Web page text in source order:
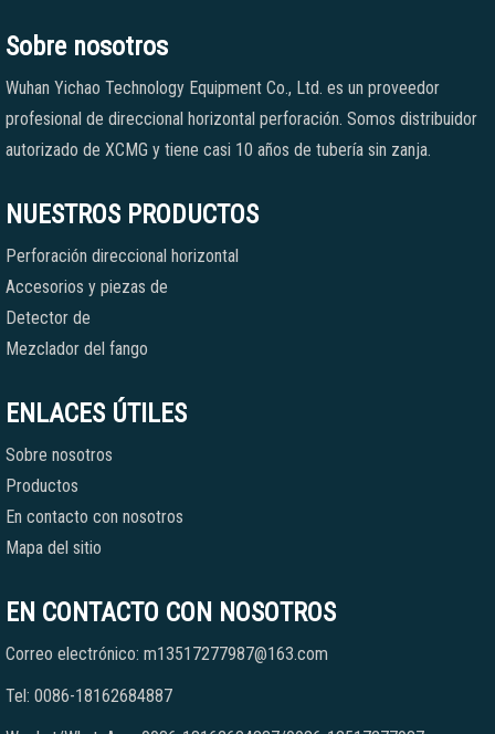
Sobre nosotros
Wuhan Yichao Technology Equipment Co., Ltd. es un proveedor
profesional de direccional horizontal perforación. Somos distribuidor
autorizado de XCMG y tiene casi 10 años de tubería sin zanja.
NUESTROS PRODUCTOS
Perforación direccional horizontal
Accesorios y piezas de
Detector de
Mezclador del fango
ENLACES ÚTILES
Sobre nosotros
Productos
En contacto con nosotros
Mapa del sitio
EN CONTACTO CON NOSOTROS
Correo electrónico: m13517277987@163.com
Tel: 0086-18162684887